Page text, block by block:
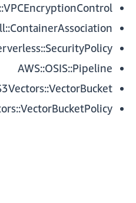
AWS::OSIS::Pipeline